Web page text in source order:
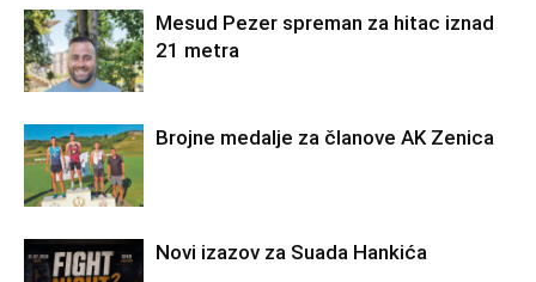
Mesud Pezer spreman za hitac iznad
21 metra
Brojne medalje za članove AK Zenica
Novi izazov za Suada Hankića